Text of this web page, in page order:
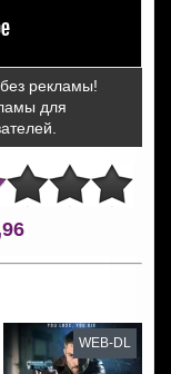
рекламы!
для
WEB-DL